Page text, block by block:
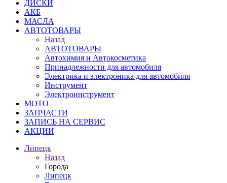
ДИСКИ
АКБ
МАСЛА
АВТОТОВАРЫ
Назад
АВТОТОВАРЫ
Автохимия и Автокосметика
Принадлежности для автомобиля
Электрика и электроника для автомобиля
Инструмент
Электроинструмент
МОТО
ЗАПЧАСТИ
ЗАПИСЬ НА СЕРВИС
АКЦИИ
Липецк
Назад
Города
Липецк